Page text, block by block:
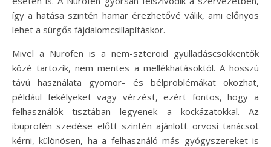
így a hatása szintén hamar érezhetővé válik, ami előnyös
lehet a sürgős fájdalomcsillapításkor.
Mivel a Nurofen is a nem-szteroid gyulladáscsökkentők
közé tartozik, nem mentes a mellékhatásoktól. A hosszú
távú használata gyomor- és bélproblémákat okozhat,
például fekélyeket vagy vérzést, ezért fontos, hogy a
felhasználók tisztában legyenek a kockázatokkal. Az
ibuprofén szedése előtt szintén ajánlott orvosi tanácsot
kérni, különösen, ha a felhasználó más gyógyszereket is